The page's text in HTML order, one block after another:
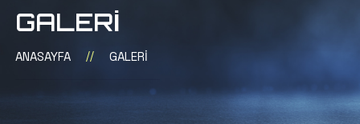
GALERI
ANASAYFA // GALERI